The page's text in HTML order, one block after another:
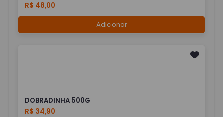
R$ 48,00
Adicionar
DOBRADINHA 500G
R$ 34,90